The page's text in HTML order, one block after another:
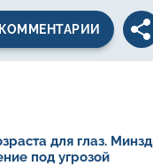
КОММЕНТАРИИ
для глаз.
под угрозой